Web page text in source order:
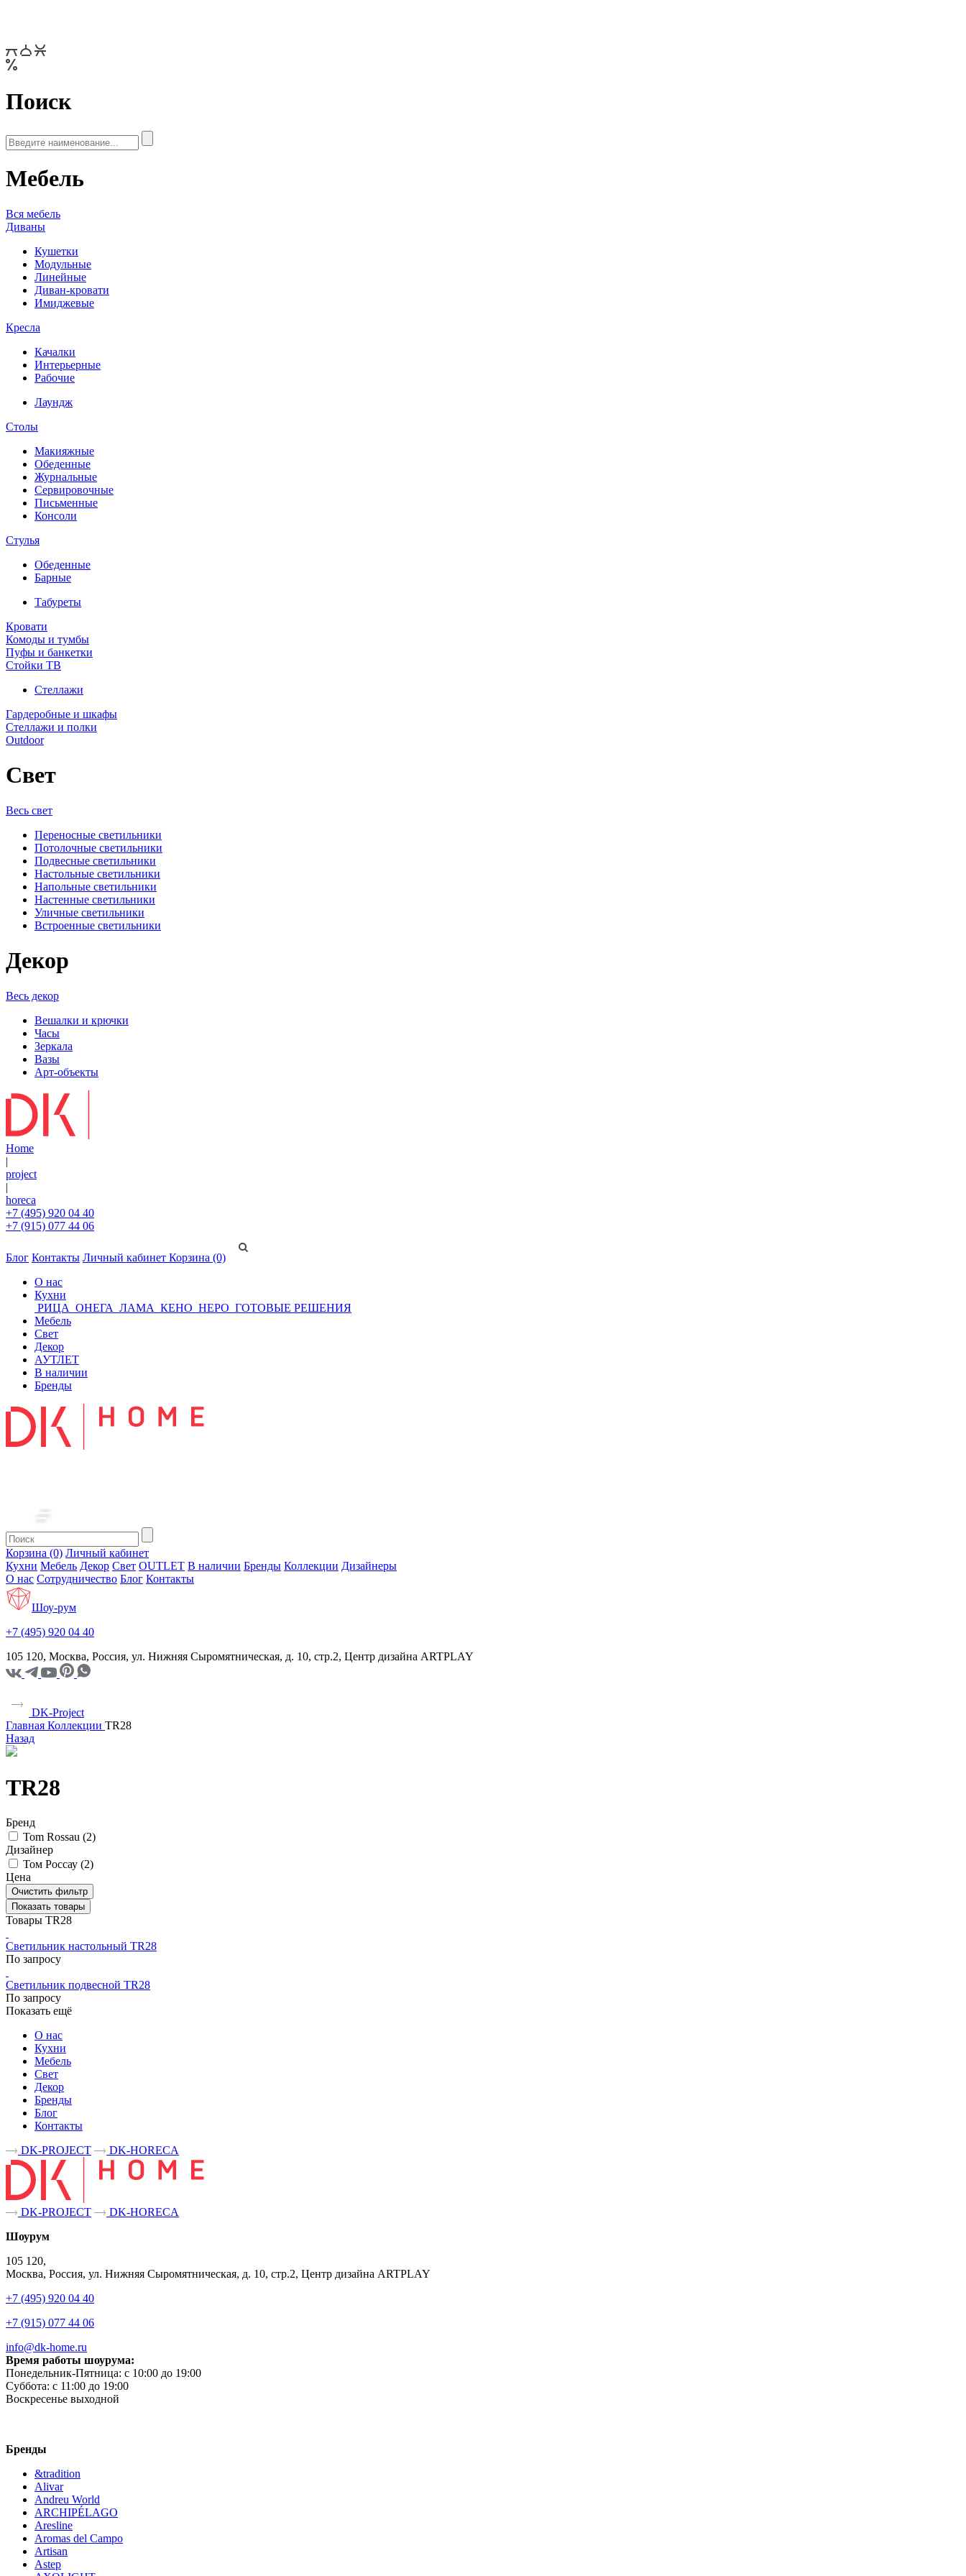
Поиск
Мебель
Вся мебель
Диваны
Кушетки
Модульные
Линейные
Диван-кровати
Имиджевые
Кресла
Качалки
Интерьерные
Рабочие
Лаундж
Столы
Макияжные
Обеденные
Журнальные
Сервировочные
Письменные
Консоли
Стулья
Обеденные
Барные
Табуреты
Кровати
Комоды и тумбы
Пуфы и банкетки
Стойки ТВ
Стеллажи
Гардеробные и шкафы
Стеллажи и полки
Outdoor
Свет
Весь свет
Переносные светильники
Потолочные светильники
Подвесные светильники
Настольные светильники
Напольные светильники
Настенные светильники
Уличные светильники
Встроенные светильники
Декор
Весь декор
Вешалки и крючки
Часы
Зеркала
Вазы
Арт-объекты
Home
|
project
|
horeca
+7 (495) 920 04 40
+7 (915) 077 44 06
Блог Контакты Личный кабинет Корзина (0)
О нас
Кухни
РИЦА ОНЕГА ЛАМА КЕНО НЕРО ГОТОВЫЕ РЕШЕНИЯ
Мебель
Свет
Декор
АУТЛЕТ
В наличии
Бренды
Корзина (0) Личный кабинет
Кухни Мебель Декор Свет OUTLET В наличии Бренды Коллекции Дизайнеры
О нас Сотрудничество Блог Контакты
Шоу-рум
+7 (495) 920 04 40
105 120, Москва, Россия, ул. Нижняя Сыромятническая, д. 10, стр.2, Центр дизайна ARTPLAY
DK-Project
Главная Коллекции TR28
Назад
TR28
Бренд
Tom Rossau (2)
Дизайнер
Том Россау (2)
Цена
Очистить фильтр
Показать товары
Товары TR28
Светильник настольный TR28
По запросу
Светильник подвесной TR28
По запросу
Показать ещё
О нас
Кухни
Мебель
Свет
Декор
Бренды
Блог
Контакты
DK-PROJECT
DK-HORECA
DK-PROJECT
DK-HORECA
Шоурум
105 120,
Москва, Россия, ул. Нижняя Сыромятническая, д. 10, стр.2, Центр дизайна ARTPLAY
+7 (495) 920 04 40
+7 (915) 077 44 06
info@dk-home.ru
Время работы шоурума:
Понедельник-Пятница: c 10:00 до 19:00
Суббота: c 11:00 до 19:00
Воскресенье выходной
Бренды
&tradition
Alivar
Andreu World
ARCHIPÉLAGO
Aresline
Aromas del Campo
Artisan
Astep